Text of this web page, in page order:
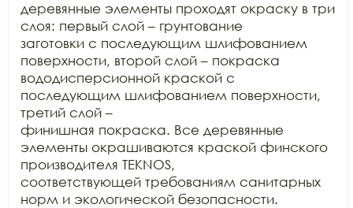
деревянные элементы проходят окраску в три
слоя: первый слой – грунтование
заготовки с последующим шлифованием
поверхности, второй слой – покраска
вододисперсионной краской с
последующим шлифованием поверхности,
третий слой –
финишная покраска. Все деревянные
элементы окрашиваются краской финского
производителя TEKNOS,
соответствующей требованиям санитарных
норм и экологической безопасности.